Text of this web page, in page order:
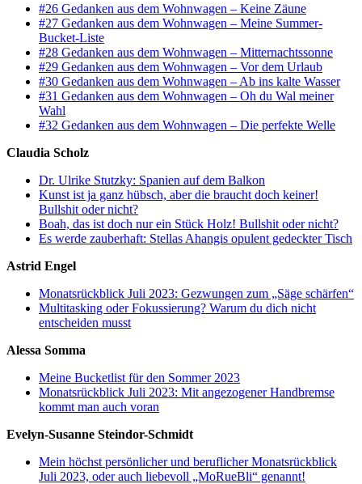
#26 Gedanken aus dem Wohnwagen – Keine Zäune
#27 Gedanken aus dem Wohnwagen – Meine Summer-
Bucket-Liste
#28 Gedanken aus dem Wohnwagen – Mitternachtssonne
#29 Gedanken aus dem Wohnwagen – Vor dem Urlaub
#30 Gedanken aus dem Wohnwagen – Ab ins kalte Wasser
#31 Gedanken aus dem Wohnwagen – Oh du Wal meiner
Wahl
#32 Gedanken aus dem Wohnwagen – Die perfekte Welle
Claudia Scholz
Dr. Ulrike Stutzky: Spanien auf dem Balkon
Kunst ist ja ganz hübsch, aber die braucht doch keiner!
Bullshit oder nicht?
Boah, das ist doch nur ein Stück Holz! Bullshit oder nicht?
Es werde zauberhaft: Stellas Ahangis opulent gedeckter Tisch
Astrid Engel
Monatsrückblick Juli 2023: Gezwungen zum „Säge schärfen“
Multitasking oder Fokussierung? Warum du dich nicht
entscheiden musst
Alessa Somma
Meine Bucketlist für den Sommer 2023
Monatsrückblick Juli 2023: Mit angezogener Handbremse
kommt man auch voran
Evelyn-Susanne Steindor-Schmidt
Mein höchst persönlicher und beruflicher Monatsrückblick
Juli 2023, oder auch liebevoll „MoRueBli“ genannt!